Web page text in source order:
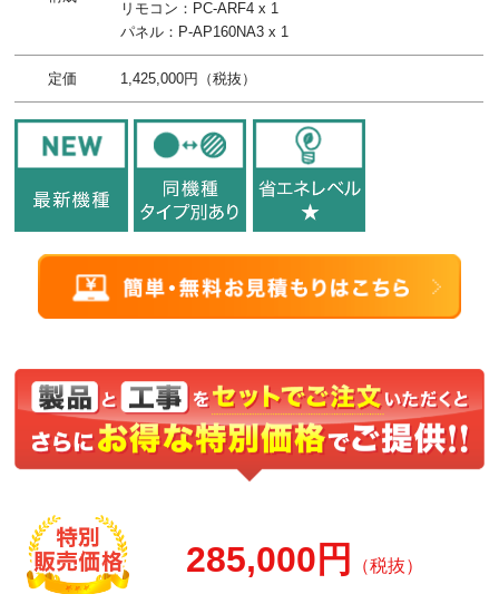
リモコン：PC-ARF4 x 1
パネル：P-AP160NA3 x 1
定価 1,425,000円（税抜）
285,000円 （税抜）